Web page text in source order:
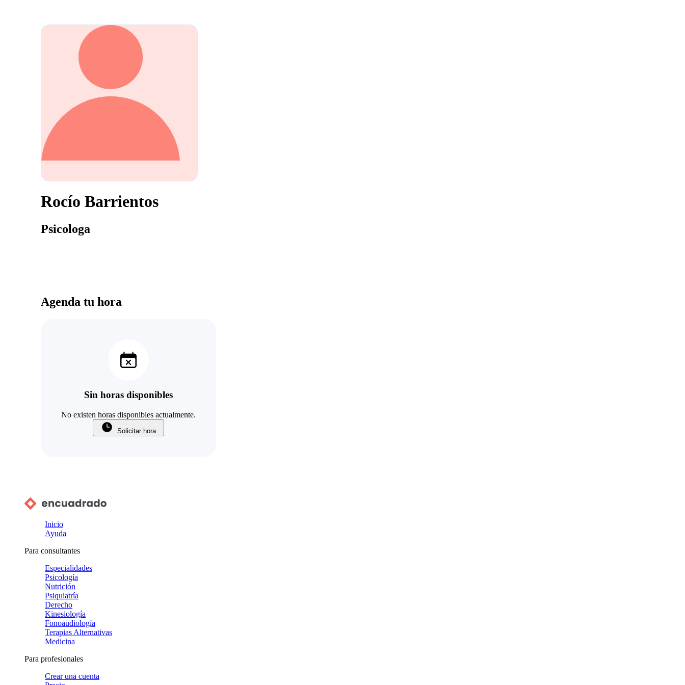
Rocío Barrientos
Psicologa
Agenda tu hora
Sin horas disponibles
No existen horas disponibles actualmente.
Solicitar hora
Inicio
Ayuda
Para consultantes
Especialidades
Psicología
Nutrición
Psiquiatría
Derecho
Kinesiología
Fonoaudiología
Terapias Alternativas
Medicina
Para profesionales
Crear una cuenta